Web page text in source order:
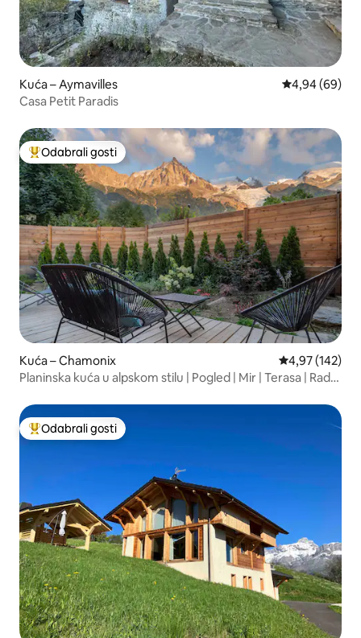
Kuća – Aymavilles Prosječna
4,94 (69)
Casa Petit Paradis
Među najviše rangiranima s oznakom „Odabrali gosti”
Odabrali gosti
Kuća – Chamonix Prosječna
4,97 (142)
Planinska kuća u alpskom stilu | Pogled | Mir | Terasa | Radni
Među najviše rangiranima s oznakom „Odabrali gosti”
Odabrali gosti